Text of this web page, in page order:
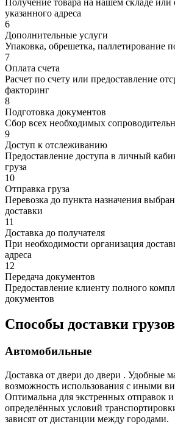
указанного адреса
6
Дополнительные услуги
Упаковка, обрешетка, паллетирование
7
Оплата счета
Расчет по счету или предоставление
факторинг
8
Подготовка документов
Сбор всех необходимых
9
Доступ к отслеживанию
Предоставление доступа в личный
груза
10
Отправка груза
Перевозка до пункта назначения
доставки
11
Доставка до получателя
При необходимости организация
адреса
12
Передача документов
Предоставление клиенту полного
документов
Способы доставки грузов
Автомобильные
Доставка от двери до двери . Удобные
возможность использования с иными
Оптимальна для экстренных отправок
определённых условий
зависят от дистанции между городами.